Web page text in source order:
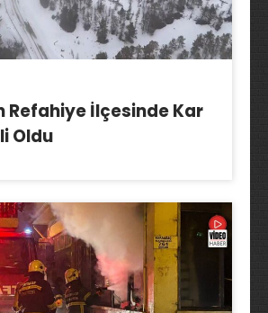
Refahiye İlçesinde Kar
Oldu